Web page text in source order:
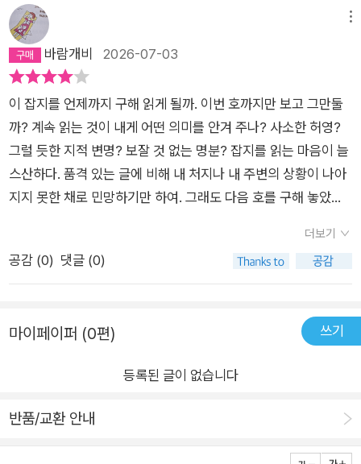
함한다고 정의 내린다. 그는 특히 대규모 실험 데이터를 통해 ‘3
단계 영향력 법칙’이라는 개념을 발표하여 학계와 대중 모두에게
사회 연결망의 새로운 패러다임을 제시했다. 자유의지를 지닌 인
간은 스스로 선택하고 행동하는 독립적 주체라고 생각하지만, 실
은 누구보다도 타인의 생각과 주변 환경에 좌우되는 유전적 특성
이 아로새겨진 존재라는 것이다. 이 영향력의 확산은 가족이나 친
한 지인(1단계)뿐만 아니라 친구의 친구(2단계), 친구의 친구의
친구(3단계) 등으로 이어져 우리가 얼굴조차 모르는 낯선 이들과
도 연결되었는 사실을 알려준다. 게다가 지식과 문화의 직간접적
전달 또한 실험 결과값을 통해 대체로 3단계까지 무난하게 전파
의 부정적 상황 또한 피할 수 없는 사실이다. 누군가로부터 사기
러스에 전염되거나 교통사고를 당하는 등 피해를 받게 되면 인간
은 홀로 각자도생을 택하는 것이 나을 수도 있겠다. 하지만 그렇
다. 인간의 몸과 마음이 무리에 속하기를 바라는 쪽으로 진화했기
바람개비 2026-07-03
이 잡지를 언제까지 구해 읽게 될까. 이번 호까지만 보고 그만둘
까? 계속 읽는 것이 내게 어떤 의미를 안겨 주나? 사소한 허영?
그럴 듯한 지적 변명? 보잘 것 없는 명분? 잡지를 읽는 마음이 늘
스산하다. 품격 있는 글에 비해 내 처지나 내 주변의 상황이 나아
지지 못한 채로 민망하기만 하여. 그래도 다음 호를 구해 놓았으
리. 글쎄? 회의적이 된다. 우리가 정말 연결되어 있다고? 요즘 들
어 점점 더 부정적으로 보이는 세상이다. 과연 나아지고 있는 것
만 떠올려도 답답해진다. 이럴 바에는 우리 모두 각자의 섬으로
살아가는 게 낫지 않을까 싶을 정도로. 그래도 이러면 안 되는 일
고 서로 도와야 하고 서로 받아주어야 하는 일이겠지. 아득하고
도. 길지 않은 글을 한 편씩 읽으면서 나는 혼자 무너지고 있는 마
음을 잡아 세운다. 내가 뭐라고 싶다가도 나라도 제대로 해 보는
더보기
공감 (0) 댓글 (0)
마이페이퍼 (0편) 쓰기
등록된 글이 없습니다
반품/교환 안내